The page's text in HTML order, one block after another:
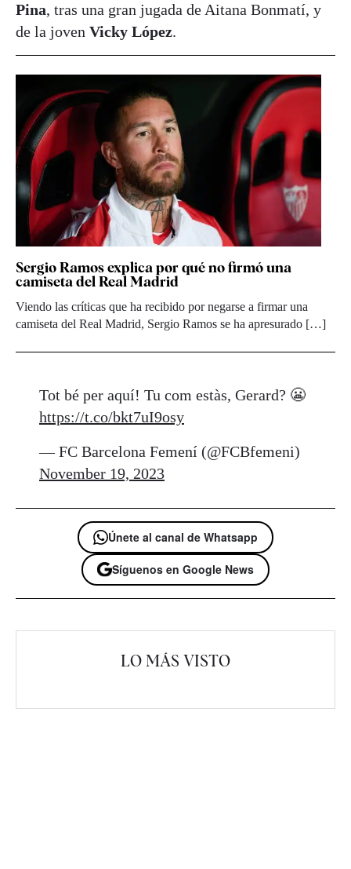
Pina, tras una gran jugada de Aitana Bonmatí, y
de la joven Vicky López.
Sergio Ramos explica por qué no firmó una
camiseta del Real Madrid
Viendo las críticas que ha recibido por negarse a firmar una
camiseta del Real Madrid, Sergio Ramos se ha apresurado […]
Tot bé per aquí! Tu com estàs, Gerard? 😬
https://t.co/bkt7uI9osy
— FC Barcelona Femení (@FCBfemeni)
November 19, 2023
Únete al canal de Whatsapp
Síguenos en Google News
LO MÁS VISTO